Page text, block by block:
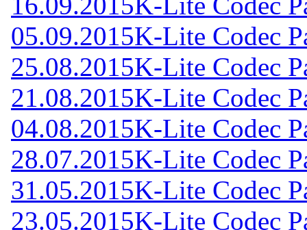
05.09.2015K-Lite Codec
25.08.2015K-Lite Codec
21.08.2015K-Lite Codec
04.08.2015K-Lite Codec
28.07.2015K-Lite Codec
31.05.2015K-Lite Codec
23.05.2015K-Lite Codec